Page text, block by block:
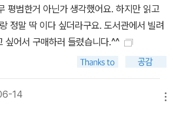
평범한거 아닌가 생각했어요. 하지만 읽고
정말 딱 이다 싶더라구요. 도서관에서 빌려
싶어서 구매하러 들렸습니다.^^
14